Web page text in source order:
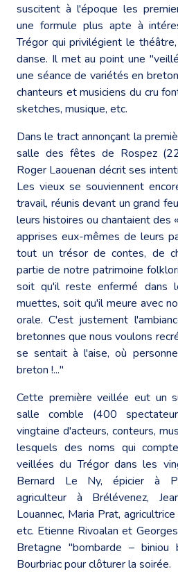
suscitent à l'époque les
une formule plus apte à
Trégor qui privilégient le
danse. Il met au point une
une séance de variétés en
chanteurs et musiciens du cru
sketches, musique, etc.
Dans le tract annonçant la
salle des fêtes de Rospez
Roger Laouenan décrit ses
Les vieux se souviennent
travail, réunis devant un grand
leurs histoires ou chantaient des
apprises eux-mêmes de leurs
tout un trésor de contes, de
partie de notre patrimoine
soit qu'il reste enfermé dans
muettes, soit qu'il meure avec
orale. C'est justement
bretonnes que nous voulons
se sentait à l'aise, où
breton !..."
Cette première veillée eut un
salle comble (400
vingtaine d'acteurs, conteurs,
lesquels des noms qui
veillées du Trégor dans les
Bernard Le Ny, épicier à
agriculteur à Brélévenez,
Louannec, Maria Prat,
etc. Etienne Rivoalan et
Bretagne "bombarde –
Bourbriac pour clôturer la soirée.